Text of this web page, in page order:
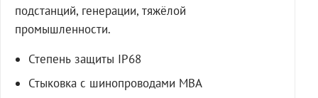
подстанций, генерации, тяжёлой
промышленности.
Степень защиты IP68
Стыковка с шинопроводами МВА